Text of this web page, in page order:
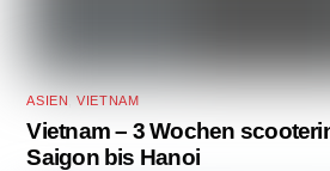
ASIEN ,VIETNAM
Vietnam – 3 Wochen
Saigon bis Hanoi